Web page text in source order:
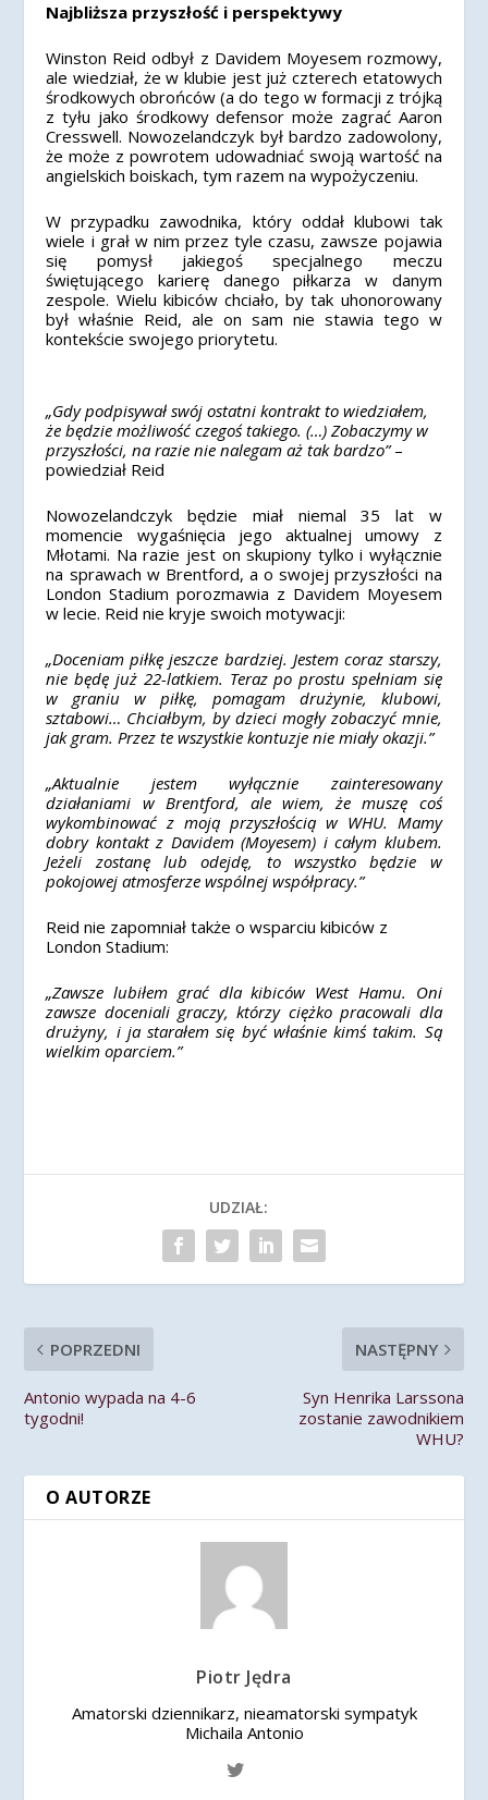
Najbliższa przyszłość i perspektywy
Winston Reid odbył z Davidem Moyesem rozmowy,
ale wiedział, że w klubie jest już czterech etatowych
środkowych obrońców (a do tego w formacji z trójką
z tyłu jako środkowy defensor może zagrać Aaron
Cresswell. Nowozelandczyk był bardzo zadowolony,
że może z powrotem udowadniać swoją wartość na
angielskich boiskach, tym razem na wypożyczeniu.
W przypadku zawodnika, który oddał klubowi tak
wiele i grał w nim przez tyle czasu, zawsze pojawia
się pomysł jakiegoś specjalnego meczu
świętującego karierę danego piłkarza w danym
zespole. Wielu kibiców chciało, by tak uhonorowany
był właśnie Reid, ale on sam nie stawia tego w
kontekście swojego priorytetu.
„Gdy podpisywał swój ostatni kontrakt to wiedziałem,
że będzie możliwość czegoś takiego. (…) Zobaczymy w
przyszłości, na razie nie nalegam aż tak bardzo”–
powiedział Reid
Nowozelandczyk będzie miał niemal 35 lat w
momencie wygaśnięcia jego aktualnej umowy z
Młotami. Na razie jest on skupiony tylko i wyłącznie
na sprawach w Brentford, a o swojej przyszłości na
London Stadium porozmawia z Davidem Moyesem
w lecie. Reid nie kryje swoich motywacji:
„Doceniam piłkę jeszcze bardziej. Jestem coraz starszy,
nie będę już 22-latkiem. Teraz po prostu spełniam się
w graniu w piłkę, pomagam drużynie, klubowi,
sztabowi… Chciałbym, by dzieci mogły zobaczyć mnie,
jak gram. Przez te wszystkie kontuzje nie miały okazji.”
„Aktualnie jestem wyłącznie zainteresowany
działaniami w Brentford, ale wiem, że muszę coś
wykombinować z moją przyszłością w WHU. Mamy
dobry kontakt z Davidem (Moyesem) i całym klubem.
Jeżeli zostanę lub odejdę, to wszystko będzie w
pokojowej atmosferze wspólnej współpracy.”
Reid nie zapomniał także o wsparciu kibiców z
London Stadium:
„Zawsze lubiłem grać dla kibiców West Hamu. Oni
zawsze doceniali graczy, którzy ciężko pracowali dla
drużyny, i ja starałem się być właśnie kimś takim. Są
wielkim oparciem.”
UDZIAŁ:
POPRZEDNI
Antonio wypada na 4-6
tygodni!
NASTĘPNY
Syn Henrika Larssona
zostanie zawodnikiem
WHU?
O AUTORZE
Piotr Jędra
Amatorski dziennikarz, nieamatorski sympatyk
Michaila Antonio